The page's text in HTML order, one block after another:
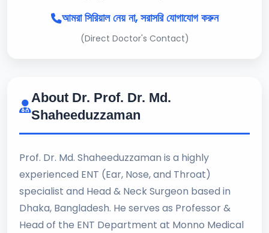
আমরা সিরিয়াল নেয় না, সরাসরি যোগাযোগ করুন
(Direct Doctor's Contact)
About Dr. Prof. Dr. Md.
Shaheeduzzaman
Prof. Dr. Md. Shaheeduzzaman is a highly
experienced ENT (Ear, Nose, and Throat)
specialist and Head & Neck Surgeon based in
Dhaka, Bangladesh. He serves as Professor &
Head of the ENT Department at Monno Medical